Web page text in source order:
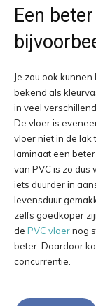
Een
Je zou ook
bekend als
in veel
De vloer is
vloer niet in de lak
laminaat een
van PVC is zo dus
iets duurder in
levensduur
zelfs goedkoper
de PVC vloernog
beter. Daardoor
concurrentie.